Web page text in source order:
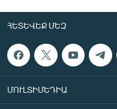
ՀԵՏԵՎԵՔ ՄԵԶ
ՄՈՒԼՏԻՄԵԴԻԱ